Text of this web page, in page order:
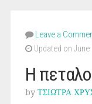
Leave a
Updated on June
Η
by ΤΣΙΩΤΡΑ